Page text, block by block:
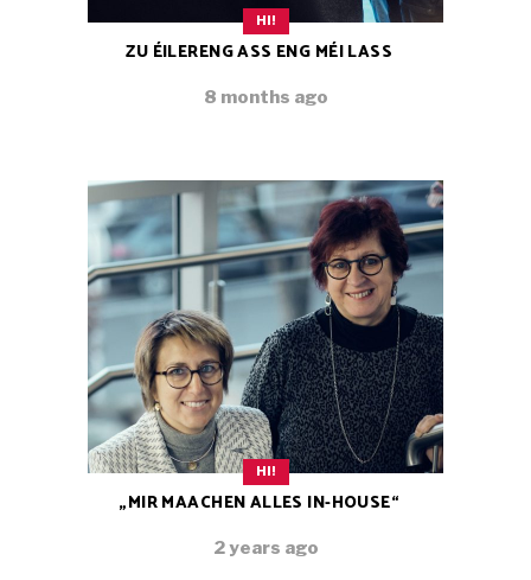
HI!
ZU ÉILERENG ASS ENG MÉI LASS
8 months ago
HI!
„MIR MAACHEN ALLES IN-HOUSE“
2 years ago